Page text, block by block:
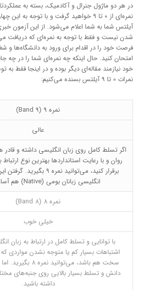
در هر دو ماژول جنرال و آکادمیک، بسته به
نمره‌ای از 0 تا 9 خواهید گرفت و با توجه به
آیلتس شما به شما اعلام می‌شود. از این آزمون
شدن نیست و فقط با توجه به نمره‌ای که دریافت
فرصت خود را در اقدام برای ورود به دانشگاه‌ها
امتحان کنید. حال اینکه چه نمره‌ای شما را در چه
خود نیازمند مقاله‌ای دیگر بوده و در اینجا فقط به
نمرات 0 تا 9 آیلتس بسنده می‌کنیم:
نمره 9 (Band 9)
عالی
اگر تسلط کامل روی زبان انگلیسی داشته و قادر
روان و با رعایت استانداردها بهترین نوع
برقرار کنید، می‌توانید نمره
انگلیسی زبانان بومی (Native) هم آسان نیست.
نمره 8 (Band 8)
خیلی خوب
با توانایی و تسلط کامل در ارتباط به زبان
اشتباهات بسیار کم یا متوجه نشدن مواردی
سخت هم باشد،
دانش و تسلط بسیار بالایی روی جنبه‌های
داشته باشید.